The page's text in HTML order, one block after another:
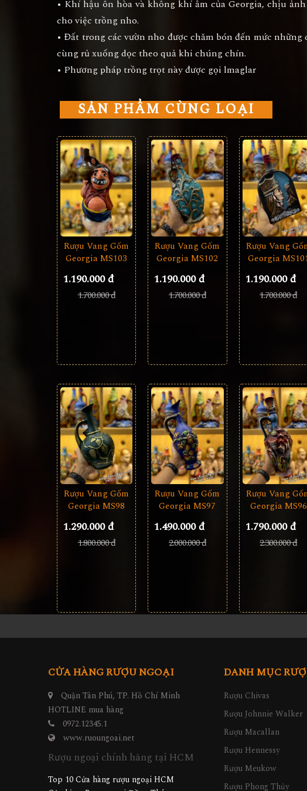
• Khí hậu ôn hòa và không khí ẩm của Georgia, chịu
cho việc trồng nho.
• Đất trong các vườn nho được chăm bón đến mức
cùng rủ xuống dọc theo quả khi chúng chín.
• Phương pháp trồng trọt này được gọi lmaglar
SẢN PHẨM CÙNG LOẠI
Rượu Vang Gốm
Georgia MS103
1.190.000 đ
1.700.000 đ
Rượu Vang Gốm
Georgia MS102
1.190.000 đ
1.700.000 đ
Rượu Vang
Georgia
1.190.000 đ
1.700.000 đ
Rượu Vang Gốm
Georgia MS98
1.290.000 đ
1.800.000 đ
Rượu Vang Gốm
Georgia MS97
1.490.000 đ
2.000.000 đ
Rượu Vang
Georgia MS96
1.790.000 đ
2.300.000 đ
CỬA HÀNG RƯỢU NGOẠI
Quận Tân Phú, TP. Hồ Chí Minh
HOTLINE mua hàng
0972.12345.1
www.ruoungoai.net
Rượu ngoại chính hãng tại HCM
Top 10 Cửa hàng rượu ngoại HCM
DANH MỤC
Rượu Chivas
Rượu Johnnie Walker
Rượu Macallan
Rượu Hennessy
Rượu Meukow
Rượu Phong Thủy